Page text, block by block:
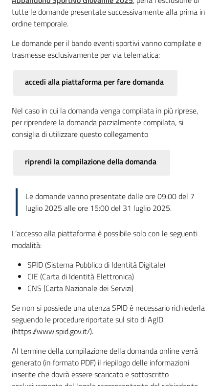
tutte le domande presentate successivamente alla prima in
ordine temporale.
Le domande per il bando eventi sportivi vanno compilate e
trasmesse esclusivamente per via telematica:
accedi alla piattaforma per fare domanda
Nel caso in cui la domanda venga compilata in più riprese,
per riprendere la domanda parzialmente compilata, si
consiglia di utilizzare questo collegamento
riprendi la compilazione della domanda
Le domande vanno presentate dalle ore 09:00 del 7
luglio 2025 alle ore 15:00 del 31 luglio 2025.
L’accesso alla piattaforma è possibile solo con le seguenti
modalità:
SPID (Sistema Pubblico di Identità Digitale)
CIE (Carta di Identità Elettronica)
CNS (Carta Nazionale dei Servizi)
Se non si possiede una utenza SPID è necessario richiederla
seguendo le procedure riportate sul sito di AgID
(https://www.spid.gov.it/).
Al termine della compilazione della domanda online verrà
generato (in formato PDF) il riepilogo delle informazioni
inserite che dovrà essere scaricato e sottoscritto